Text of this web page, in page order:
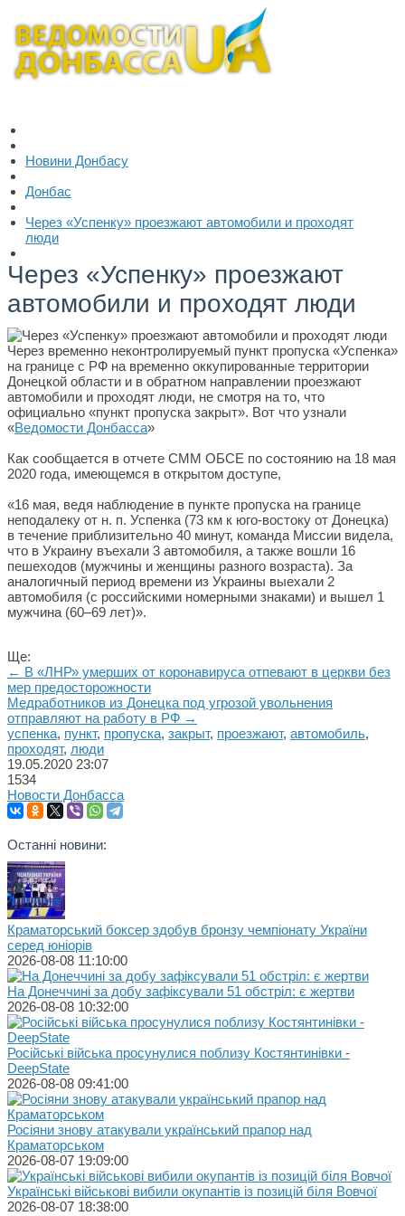
Новини Донбасу
Донбас
Через «Успенку» проезжают автомобили и проходят
люди
Через «Успенку» проезжают
автомобили и проходят люди
Через временно неконтролируемый пункт пропуска «Успенка»
на границе с РФ на временно оккупированные территории
Донецкой области и в обратном направлении проезжают
автомобили и проходят люди, не смотря на то, что
официально «пункт пропуска закрыт». Вот что узнали
«Ведомости Донбасса»
Как сообщается в отчете СММ ОБСЕ по состоянию на 18 мая
2020 года, имеющемся в открытом доступе,
«16 мая, ведя наблюдение в пункте пропуска на границе
неподалеку от н. п. Успенка (73 км к юго-востоку от Донецка)
в течение приблизительно 40 минут, команда Миссии видела,
что в Украину въехали 3 автомобиля, а также вошли 16
пешеходов (мужчины и женщины разного возраста). За
аналогичный период времени из Украины выехали 2
автомобиля (с российскими номерными знаками) и вышел 1
мужчина (60–69 лет)».
Ще:
← В «ЛНР» умерших от коронавируса отпевают в церкви без
мер предосторожности
Медработников из Донецка под угрозой увольнения
отправляют на работу в РФ →
успенка, пункт, пропуска, закрыт, проезжают, автомобиль,
проходят, люди
19.05.2020 23:07
1534
Новости Донбасса
Останні новини:
Краматорський боксер здобув бронзу чемпіонату України
серед юніорів
2026-08-08 11:10:00
На Донеччині за добу зафіксували 51 обстріл: є жертви
2026-08-08 10:32:00
Російські війська просунулися поблизу Костянтинівки -
DeepState
2026-08-08 09:41:00
Росіяни знову атакували український прапор над
Краматорськом
2026-08-07 19:09:00
Українські військові вибили окупантів із позицій біля Вовчої
2026-08-07 18:38:00